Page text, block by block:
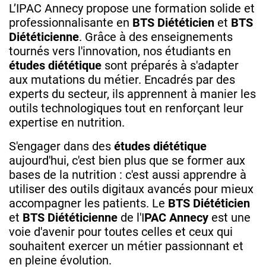
L’IPAC Annecy propose une formation solide et
professionnalisante en BTS Diététicien et BTS
Diététicienne. Grâce à des enseignements
tournés vers l'innovation, nos étudiants en
études diététique sont préparés à s'adapter
aux mutations du métier. Encadrés par des
experts du secteur, ils apprennent à manier les
outils technologiques tout en renforçant leur
expertise en nutrition.
S'engager dans des études diététique
aujourd'hui, c'est bien plus que se former aux
bases de la nutrition : c'est aussi apprendre à
utiliser des outils digitaux avancés pour mieux
accompagner les patients. Le BTS Diététicien
et BTS Diététicienne de l'IPAC Annecy est une
voie d'avenir pour toutes celles et ceux qui
souhaitent exercer un métier passionnant et
en pleine évolution.